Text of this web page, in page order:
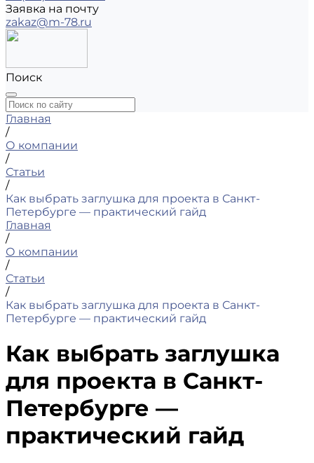
Заявка на почту
zakaz@m-78.ru
Поиск
Главная
/
О компании
/
Статьи
/
Как выбрать заглушка для проекта в Санкт-
Петербурге — практический гайд
Главная
/
О компании
/
Статьи
/
Как выбрать заглушка для проекта в Санкт-
Петербурге — практический гайд
Как выбрать заглушка
для проекта в Санкт-
Петербурге —
практический гайд